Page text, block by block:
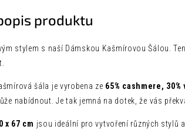
produktu
stylem s naší Dámskou Kašmírovou Šálou.
šála je vyrobena ze 65% cashmere,
nabídnout. Je tak jemná na dotek, že vás
x 67 cm jsou ideální pro vytvoření různých stylů